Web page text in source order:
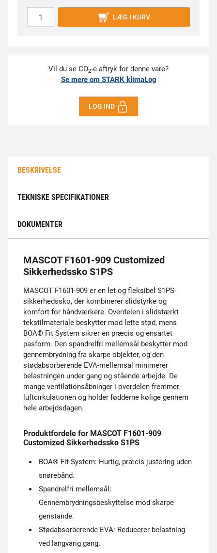
LÆG I KURV
Vil du se CO2-e aftryk for denne vare?
Se mere om STARK klimaLog
LOG IND
BESKRIVELSE
TEKNISKE SPECIFIKATIONER
DOKUMENTER
MASCOT F1601-909 Customized
Sikkerhedssko S1PS
MASCOT F1601-909 er en let og fleksibel S1PS-
sikkerhedssko, der kombinerer slidstyrke og
komfort for håndværkere. Overdelen i slidstærkt
tekstilmateriale beskytter mod lette stød, mens
BOA® Fit System sikrer en præcis og ensartet
pasform. Den spandrelfri mellemsål beskytter mod
gennembrydning fra skarpe objekter, og den
stødabsorberende EVA-mellemsål minimerer
belastningen under gang og stående arbejde. De
mange ventilationsåbninger i overdelen fremmer
luftcirkulationen og holder fødderne kølige gennem
hele arbejdsdagen.
Produktfordele for MASCOT F1601-909
Customized Sikkerhedssko S1PS
BOA® Fit System: Hurtig, præcis justering uden
snørebånd.
Spandrelfri mellemsål:
Gennembrydningsbeskyttelse mod skarpe
genstande.
Stødabsorberende EVA: Reducerer belastning
ved langvarig gang.